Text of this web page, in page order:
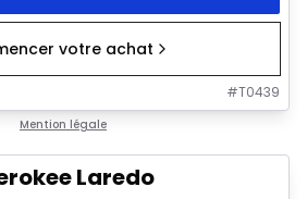
votre achat
#T0439
Mention légale
Laredo